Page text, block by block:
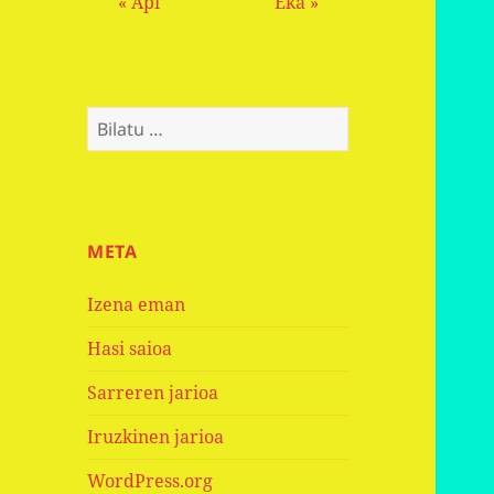
Bilatu:
META
Izena eman
Hasi saioa
Sarreren jarioa
Iruzkinen jarioa
WordPress.org